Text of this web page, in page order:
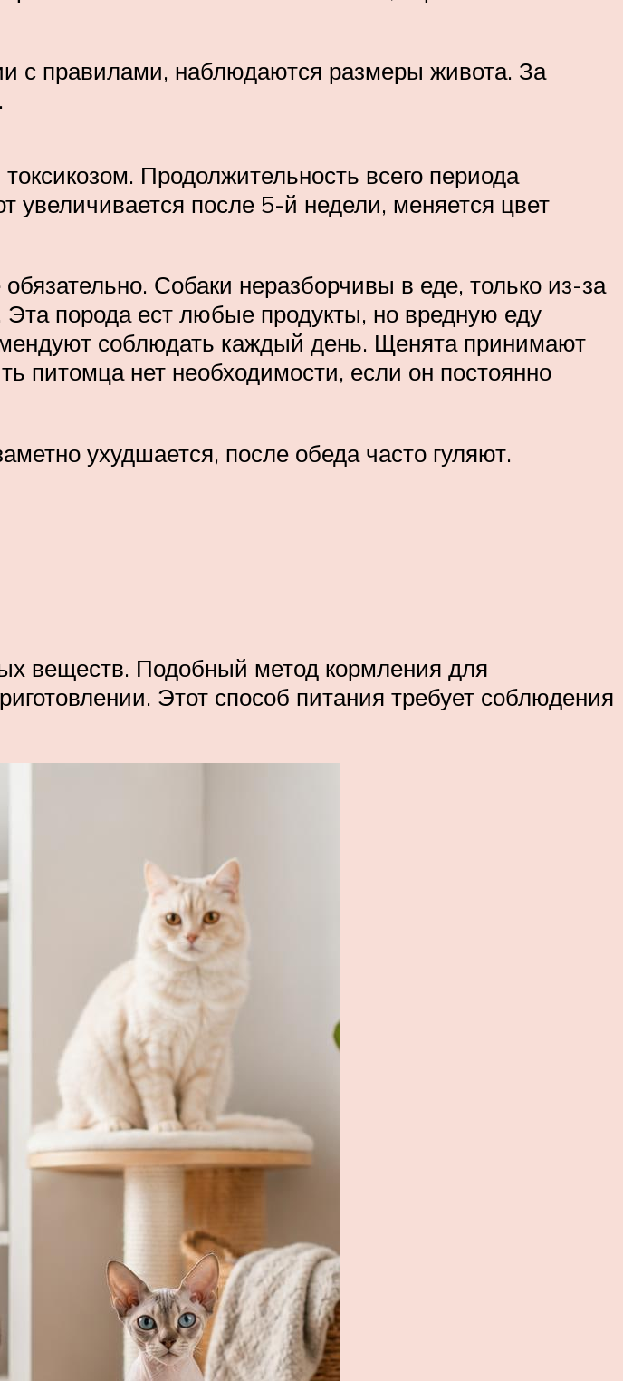
с правилами, наблюдаются размеры живота. За
Продолжительность всего периода
после 5-й недели, меняется цвет
Собаки неразборчивы в еде, только из-за
Эта порода ест любые продукты, но вредную еду
соблюдать каждый день. Щенята принимают
питомца нет необходимости, если он постоянно
ухудшается, после обеда часто гуляют.
веществ. Подобный метод кормления для
Этот способ питания требует соблюдения